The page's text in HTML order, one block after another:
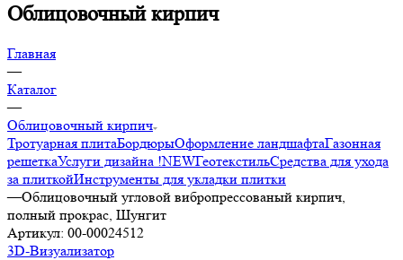
Облицовочный кирпич
Главная
—
Каталог
—
Облицовочный кирпич
Тротуарная плитаБордюрыОформление ландшафтаГазонная
решеткаУслуги дизайна !NEWГеотекстильСредства для ухода
за плиткойИнструменты для укладки плитки
—Облицовочный угловой вибропрессованый кирпич,
полный прокрас, Шунгит
Артикул: 00-00024512
3D-Визуализатор